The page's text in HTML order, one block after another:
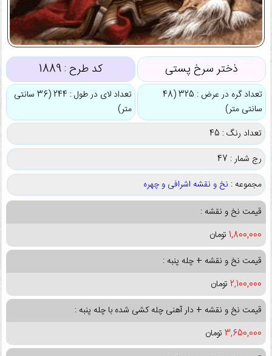
ذختر سرخ پستی کد طرح :1889
تعداد گره در عرض : 325 (48
سانتی متر)
تعداد لای در طول : 244 (36 سانتی
متر)
تعداد رنگ : 45
رج شمار : 47
مجموعه : نخ و نقشه اشرافی و چهره
قیمت نخ و نقشه :
1,800,000 تومان
قیمت نخ و نقشه + چله پنبه :
2,100,000 تومان
قیمت نخ و نقشه + دار آهنی چله کشی شده با چله پنبه :
3,650,000 تومان